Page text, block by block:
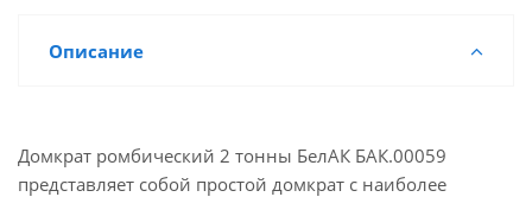
Описание
Домкрат ромбический 2 тонны БелАК БАК.00059
представляет собой простой домкрат с наиболее